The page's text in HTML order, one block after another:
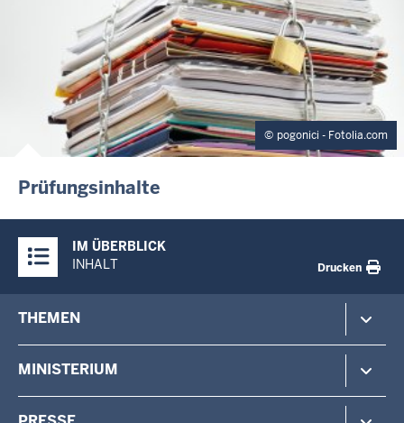
pogonici - Fotolia.com
Prüfungsinhalte
Inhalte
IM ÜBERBLICK
INHALT
Drucken
menu
THEMEN
MINISTERIUM